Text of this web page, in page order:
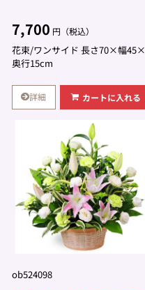
7,700 円（税込）
花束/ワンサイド 長さ70×幅45×
奥行15cm
詳細 カートに入れる
ob524098